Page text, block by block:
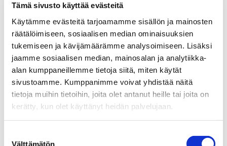
Tämä sivusto käyttää evästeitä
Käytämme evästeitä tarjoamamme sisällön ja mainosten
räätälöimiseen, sosiaalisen median ominaisuuksien
tukemiseen ja kävijämäärämme analysoimiseen. Lisäksi
jaamme sosiaalisen median, mainosalan ja analytiikka-
alan kumppaneillemme tietoja siitä, miten käytät
sivustoamme. Kumppanimme voivat yhdistää näitä
tietoja muihin tietoihin, joita olet antanut heille tai joita on
kerätty, kun olet käyttänyt heidän palvelujaan.
Välttämätön
päälämmitysjärjestelmässä saa käyttää fossiilisia
polttoaineita. Avustuksen yhteydessäsamaan hankkeeseenei
voi hyödyntää kotitalousvähennystä. Sen voi hyödyntää
samana vuonna esimerkiksimuissa energiaremonteissa.
Avustusta myönnetään niin kauan kuin määrärahaa
riittää,kuitenkin enintään syksyyn 2022asti.Avustukseen on
myönnetty noin 28 miljoonan euron
määräraha, jokariittääarvioltanoin 10 000
seurataseurata ELY-keskuksen verkkosivuilta
, minne niitä